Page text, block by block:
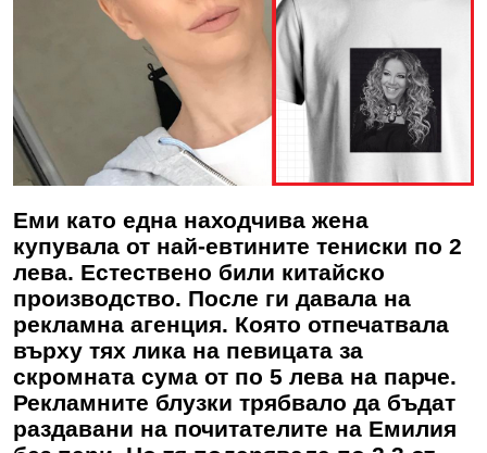
Еми като една находчива жена
купувала от най-евтините тениски по 2
лева. Естествено били китайско
производство. После ги давала на
рекламна агенция. Която отпечатвала
върху тях лика на певицата за
скромната сума от по 5 лева на парче.
Рекламните блузки трябвало да бъдат
раздавани на почитателите на Емилия